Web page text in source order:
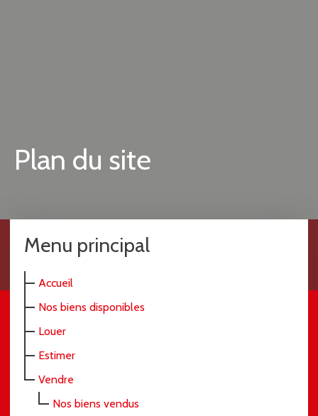
Plan du site
Menu principal
Accueil
Nos biens disponibles
Louer
Estimer
Vendre
Nos biens vendus